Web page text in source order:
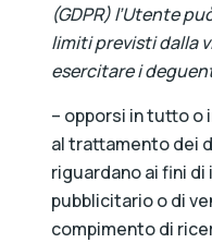
(GDPR) l’Utente
limiti previsti dalla
esercitare i
– opporsi in tutto o
al trattamento dei
riguardano ai fini
pubblicitario o di
compimento di